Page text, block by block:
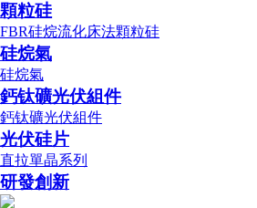
顆粒硅
FBR硅烷流化床法顆粒硅
硅烷氣
硅烷氣
鈣钛礦光伏組件
鈣钛礦光伏組件
光伏硅片
直拉單晶系列
研發創新